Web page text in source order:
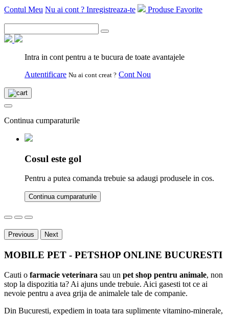
Contul Meu Nu ai cont ? Inregistreaza-te Produse Favorite
Intra in cont pentru a te bucura de toate avantajele
Autentificare Nu ai cont creat ? Cont Nou
Continua cumparaturile
Cosul este gol
Pentru a putea comanda trebuie sa adaugi produsele in cos.
Continua cumparaturile
Previous Next
MOBILE PET - PETSHOP ONLINE BUCURESTI
Cauti o farmacie veterinara sau un pet shop pentru animale, non
stop la dispozitia ta? Ai ajuns unde trebuie. Aici gasesti tot ce ai
nevoie pentru a avea grija de animalele tale de companie.
Din Bucuresti, expediem in toata tara suplimente vitamino-minerale,